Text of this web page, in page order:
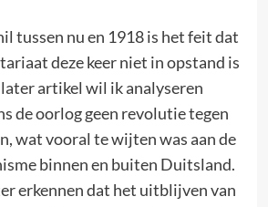
tussen nu en 1918 is het feit dat
deze keer niet in opstand is
later artikel wil ik analyseren
de oorlog geen revolutie tegen
wat vooral te wijten was aan de
binnen en buiten Duitsland.
erkennen dat het uitblijven van